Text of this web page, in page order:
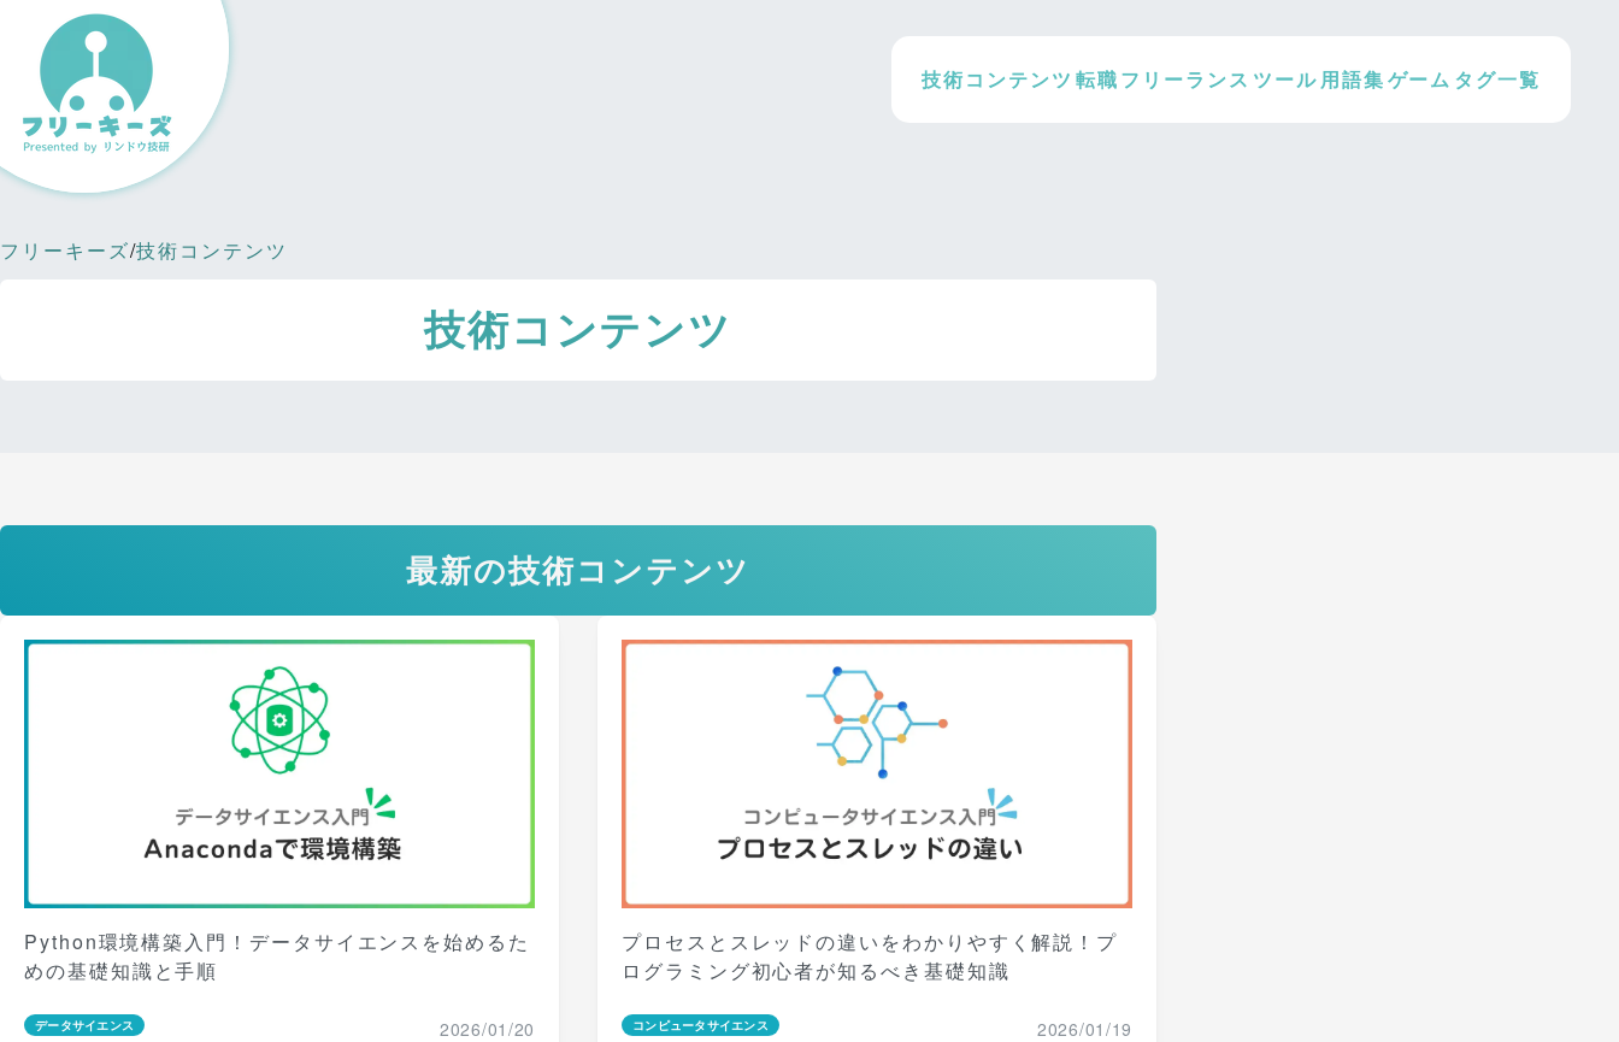
技術コンテンツ 転職フリーランス ツール用語集ゲーム タグ一覧
フリーキーズ/技術コンテンツ
技術コンテンツ
最新の技術コンテンツ
Python環境構築入門！データサイエンスを始めるた
めの基礎知識と手順
データサイエンス 2026/01/20
プロセスとスレッドの違いをわかりやすく解説！プ
ログラミング初心者が知るべき基礎知識
コンピュータサイエンス 2026/01/19